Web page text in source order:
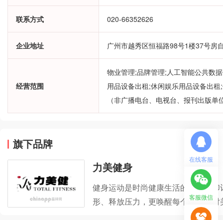
联系方式 020-66352626
企业地址 广州市越秀区恒福路98号1楼37号房
经营范围
物业管理;品牌管理;人工智能公共数
用品设备出租;休闲娱乐用品设备出
（非广播电台、电视台、报刊出版
旗下品牌
力美健身
健身运动是时尚健康生活的标志与
形、释放压力，更唤醒每个人内心
支持，带动健身领域的时尚潮流，
在线客服
客服微信